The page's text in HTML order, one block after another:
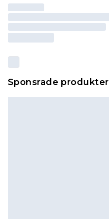
Sponsrade produkter